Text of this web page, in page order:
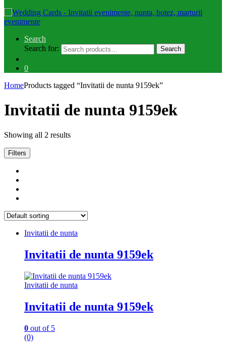
Search
Search for:
Search
0
HomeProducts tagged “Invitatii de nunta 9159ek”
Invitatii de nunta 9159ek
Showing all 2 results
Filters
Invitatii de nunta
Invitatii de nunta 9159ek
Invitatii de nunta
Invitatii de nunta 9159ek
0 out of 5
(0)